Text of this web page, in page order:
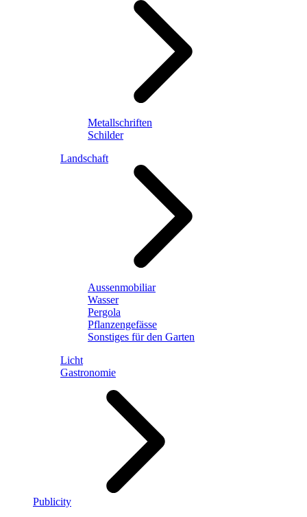
Metallschriften
Schilder
Landschaft
Aussenmobiliar
Wasser
Pergola
Pflanzengefässe
Sonstiges für den Garten
Licht
Gastronomie
Publicity